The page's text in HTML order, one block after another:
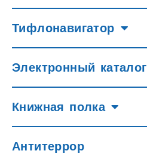
Тифлонавигатор
Электронный каталог
Книжная полка
Антитеррор